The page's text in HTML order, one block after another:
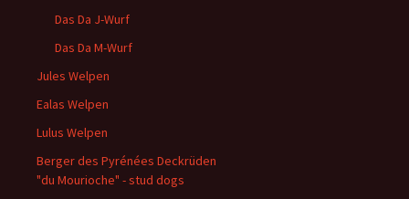
Das Da J-Wurf
Das Da M-Wurf
Jules Welpen
Ealas Welpen
Lulus Welpen
Berger des Pyrénées Deckrüden
"du Mourioche" - stud dogs